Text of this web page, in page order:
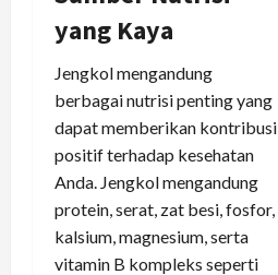
yang Kaya
Jengkol mengandung
berbagai nutrisi penting yang
dapat memberikan kontribusi
positif terhadap kesehatan
Anda. Jengkol mengandung
protein, serat, zat besi, fosfor,
kalsium, magnesium, serta
vitamin B kompleks seperti